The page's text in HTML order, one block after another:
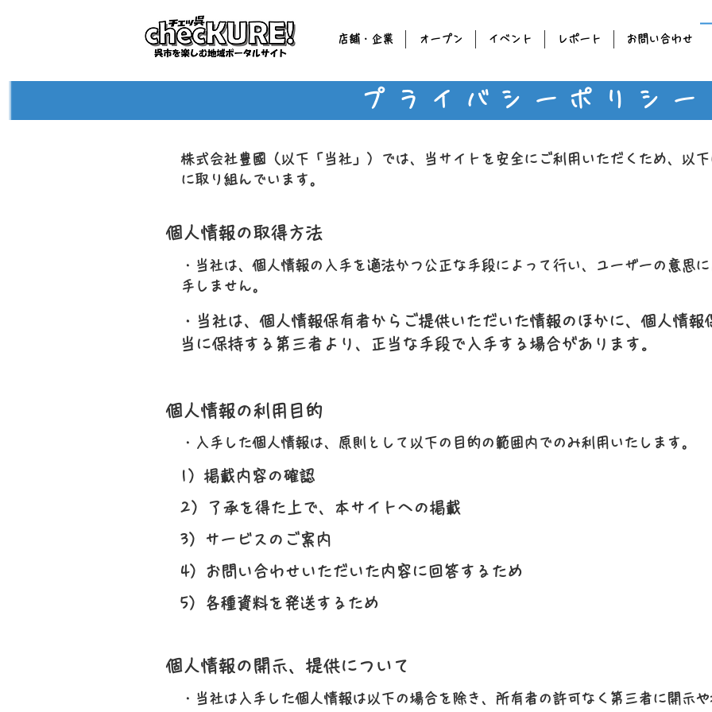
店舗・企業 オープン イベント レポート お問い合わせ
プライバシーポリシー
株式会社豊國（以下「当社」）では、当サイトを安全にご利用いただくため、以下
に取り組んでいます。
個人情報の取得方法
・当社は、個人情報の入手を適法かつ公正な手段によって行い、ユーザーの意思
手しません。
・当社は、個人情報保有者からご提供いただいた情報のほかに、個人情報
当に保持する第三者より、正当な手段で入手する場合があります。
個人情報の利用目的
・入手した個人情報は、原則として以下の目的の範囲内でのみ利用いたします。
1）掲載内容の確認
2）了承を得た上で、本サイトへの掲載
3）サービスのご案内
4）お問い合わせいただいた内容に回答するため
5）各種資料を発送するため
個人情報の開示、提供について
・当社は入手した個人情報は以下の場合を除き、所有者の許可なく第三者に開示や